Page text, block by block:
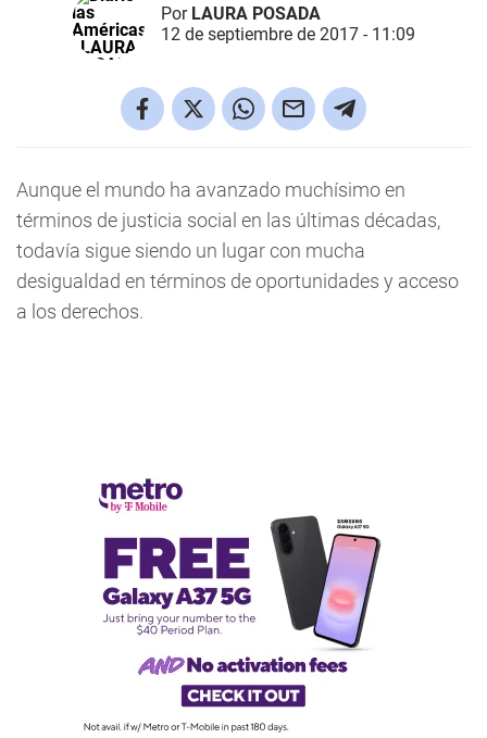
Por LAURA POSADA
12 de septiembre de 2017 - 11:09
Aunque el mundo ha avanzado muchísimo en
términos de justicia social en las últimas décadas,
todavía sigue siendo un lugar con mucha
desigualdad en términos de oportunidades y acceso
a los derechos.